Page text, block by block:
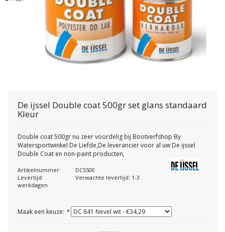
De ijssel Double coat 500gr set glans standaard
Kleur
Double coat 500gr nu zeer voordelig bij Bootverfshop By
Watersportwinkel De Liefde,De leverancier voor al uw De ijssel
Double Coat en non-paint producten,
Artikelnummer:
DCS500
Levertijd:
Verwachte levertijd: 1-3
werkdagen
Maak een keuze: *